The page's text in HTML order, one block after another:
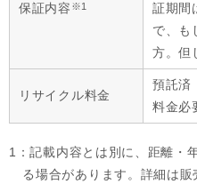
保証内容 ※1
証期間
で、も
方。但
リサイクル料金
預託済
料金必
1：記載内容とは別に、距離・
る場合があります。詳細は販